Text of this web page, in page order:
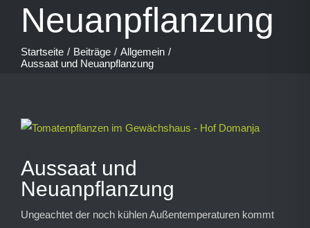
Neuanpflanzung
Startseite Beiträge
Allgemein
Aussaat und Neuanpflanzung
Zeige
Bild
Aussaat und
Neuanpflanzung
Ungeachtet der noch kühlen Außentemperaturen kommt